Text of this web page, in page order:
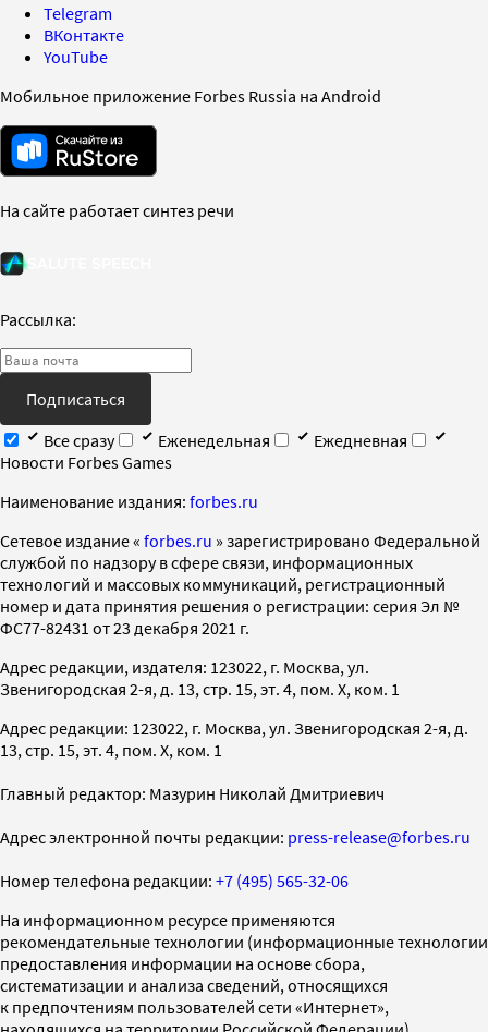
Telegram
ВКонтакте
YouTube
Мобильное приложение Forbes Russia на Android
На сайте работает синтез речи
Рассылка:
Подписаться
Все сразу
Еженедельная
Ежедневная
Новости Forbes Games
Наименование издания: forbes.ru
Cетевое издание « forbes.ru » зарегистрировано Федеральной
службой по надзору в сфере связи, информационных
технологий и массовых коммуникаций, регистрационный
номер и дата принятия решения о регистрации: серия Эл №
ФС77-82431 от 23 декабря 2021 г.
Адрес редакции, издателя: 123022, г. Москва, ул.
Звенигородская 2-я, д. 13, стр. 15, эт. 4, пом. X, ком. 1
Адрес редакции: 123022, г. Москва, ул. Звенигородская 2-я, д.
13, стр. 15, эт. 4, пом. X, ком. 1
Главный редактор: Мазурин Николай Дмитриевич
Адрес электронной почты редакции: press-release@forbes.ru
Номер телефона редакции: +7 (495) 565-32-06
На информационном ресурсе применяются
рекомендательные технологии (информационные технологии
предоставления информации на основе сбора,
систематизации и анализа сведений, относящихся
к предпочтениям пользователей сети «Интернет»,